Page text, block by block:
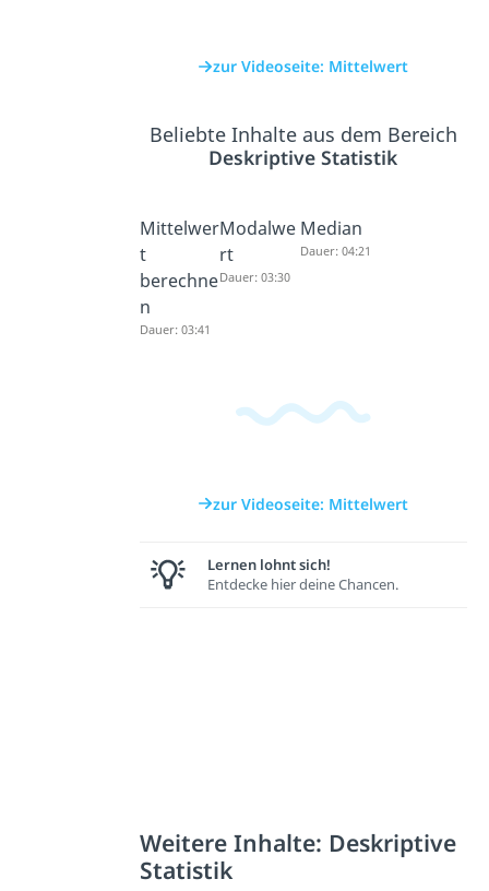
zur Videoseite: Mittelwert
Beliebte Inhalte aus dem Bereich
Deskriptive Statistik
Mittelwer
t
berechne
n
Dauer: 03:41
Modalwe
rt
Dauer: 03:30
Median
Dauer: 04:21
zur Videoseite: Mittelwert
Lernen lohnt sich!
Entdecke hier deine Chancen.
Weitere Inhalte: Deskriptive
Statistik